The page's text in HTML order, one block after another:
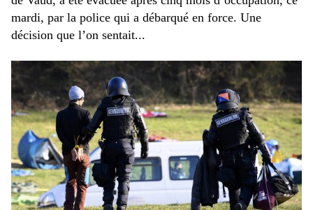
mardi, par la police qui a débarqué en force. Une
décision que l’on sentait...